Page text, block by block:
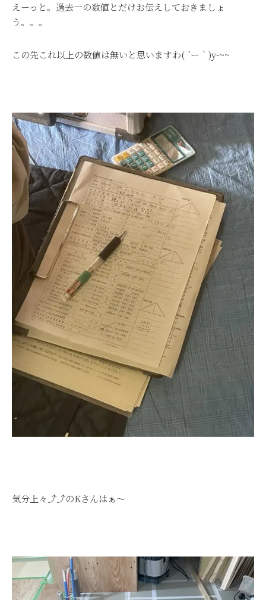
えーっと。過去一の数値とだけお伝えしておきましょ
う。。。
この先これ以上の数値は無いと思いますわ( ´ー｀)y-~~
気分上々⤴⤴のKさんはぁ～